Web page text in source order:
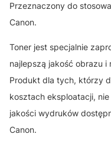
Przeznaczony do
Canon.
Toner jest specjalnie
najlepszą jakość obrazu
Produkt dla tych, którzy
kosztach eksploatacji,
jakości wydruków
Canon.